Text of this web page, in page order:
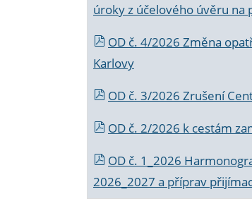
úroky z účelového úvěru
OD č. 4/2026 Změna
Karlovy
OD č. 3/2026 Zrušení
OD č. 2/2026 k cestám
OD č. 1_2026
2026_2027 a příprav